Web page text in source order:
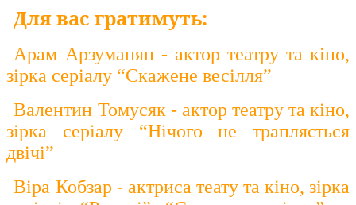
Для вас гратимуть:
Арам Арзуманян - актор театру та кіно,
зірка серіалу “Скажене весілля”
Валентин Томусяк - актор театру та кіно,
зірка серіалу “Нічого не трапляється
двічі”
Віра Кобзар - актриса теату та кіно, зірка